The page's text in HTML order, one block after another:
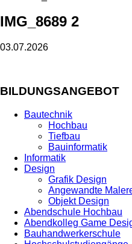
IMG_8689 2
03.07.2026
BILDUNGSANGEBOT
Bautechnik
Hochbau
Tiefbau
Bauinformatik
Informatik
Design
Grafik Design
Angewandte
Objekt Design
Abendschule Hochbau
Abendkolleg Game
Bauhandwerkerschule